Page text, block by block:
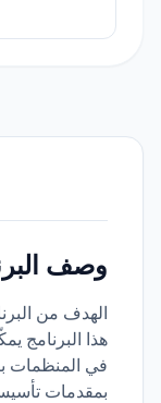
وصف
الهدف من
هذا البرنامج
في المنظمات
بمقدمات